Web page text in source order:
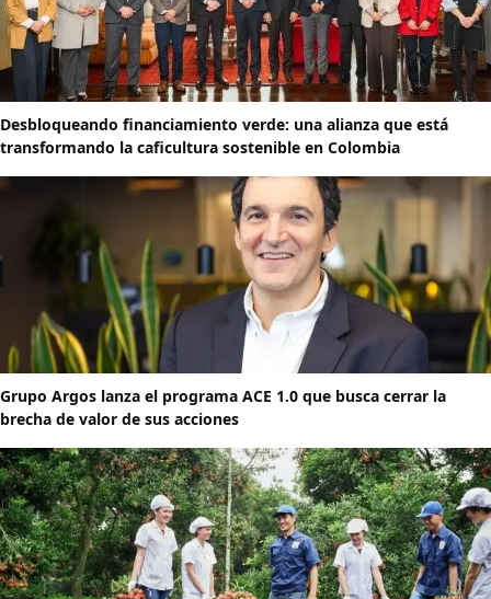
Desbloqueando financiamiento verde: una alianza que está
transformando la caficultura sostenible en Colombia
Grupo Argos lanza el programa ACE 1.0 que busca cerrar la
brecha de valor de sus acciones